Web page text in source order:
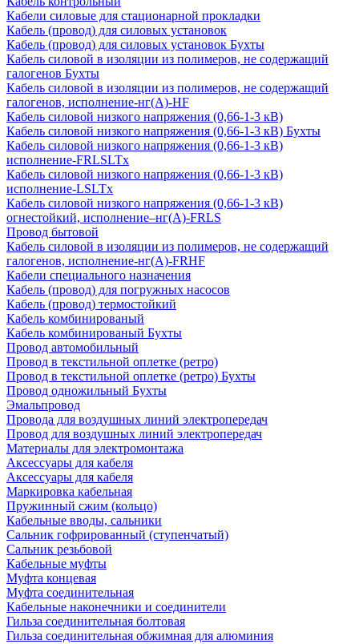
Кабели силовые для стационарной прокладки
Кабель (провод) для силовых установок
Кабель (провод) для силовых установок Бухты
Кабель силовой в изоляции из полимеров, не содержащий
галогенов Бухты
Кабель силовой в изоляции из полимеров, не содержащий
галогенов, исполнение-нг(А)-HF
Кабель силовой низкого напряжения (0,66-1-3 кВ)
Кабель силовой низкого напряжения (0,66-1-3 кВ) Бухты
Кабель силовой низкого напряжения (0,66-1-3 кВ)
исполнение-FRLSLTx
Кабель силовой низкого напряжения (0,66-1-3 кВ)
исполнение-LSLTx
Кабель силовой низкого напряжения (0,66-1-3 кВ)
огнестойкий, исполнение–нг(А)-FRLS
Провод бытовой
Кабель силовой в изоляции из полимеров, не содержащий
галогенов, исполнение-нг(А)-FRHF
Кабели специального назначения
Кабель (провод) для погружных насосов
Кабель (провод) термостойкий
Кабель комбинированый
Кабель комбинированый Бухты
Провод автомобильный
Провод в текстильной оплетке (ретро)
Провод в текстильной оплетке (ретро) Бухты
Провод одножильный Бухты
Эмальпровод
Провода для воздушных линий электропередач
Провод для воздушных линий электропередач
Материалы для электромонтажа
Аксессуары для кабеля
Аксессуары для кабеля
Маркировка кабельная
Пружинный сжим (кольцо)
Кабельные вводы, сальники
Сальник гофрированный (ступенчатый)
Сальник резьбовой
Кабельные муфты
Муфта концевая
Муфта соединительная
Кабельные наконечники и соединители
Гильза соединительная болтовая
Гильза соединительная обжимная для алюминия